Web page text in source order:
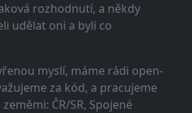
rozhodnutí, a někdy
udělat oni a byli co
myslí, máme rádi open-
za kód, a pracujeme
ČR/SR, Spojené